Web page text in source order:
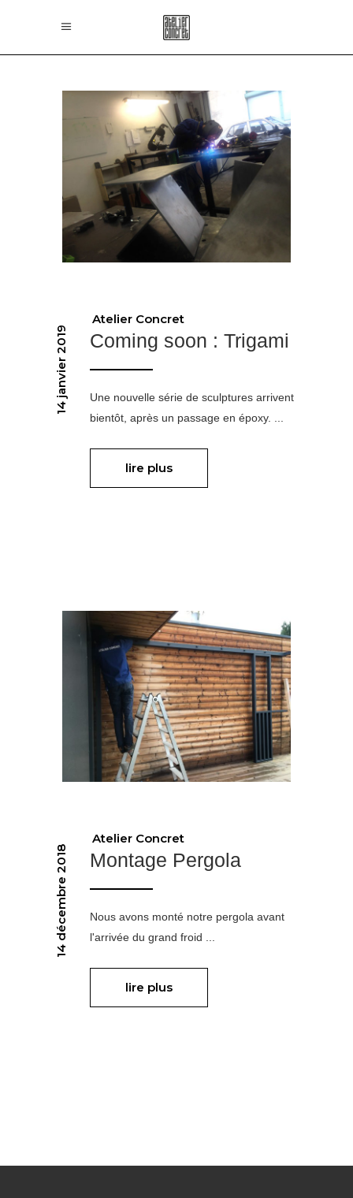
14 janvier 2019
Atelier Concret
Coming soon : Trigami
Une nouvelle série de sculptures arrivent
bientôt, après un passage en époxy.
lire plus
14 décembre 2018
Atelier Concret
Montage Pergola
Nous avons monté notre pergola avant
l'arrivée du grand froid
lire plus